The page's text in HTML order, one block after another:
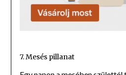
7. Mesés pillanat